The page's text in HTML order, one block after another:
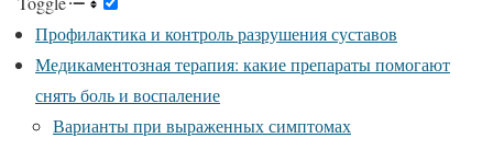
Профилактика и контроль разрушения суставов
Медикаментозная терапия: какие препараты помогают
снять боль и воспаление
Варианты при выраженных симптомах